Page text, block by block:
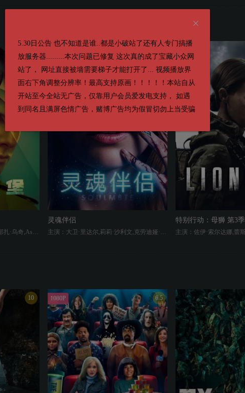
5.30日公告 也不知道是谁..都是小破站了还有人专门搞播
放服务器.........本次问题已修复 这次真的成了宝藏小众网
站了， 网址直接被墙需要梯子才能打开了... 视频播放界
面右下角调整分辨率！最高支持原画！！！！！本站自从
开站至今全站无广告，仅靠用户会员爱发电支持， 如遇
到同名且满屏色情广告，赌博广告均为假冒切勿上当受骗
灵魂伴侣 特别行动：母狮 第3季
10 1080P 6.5